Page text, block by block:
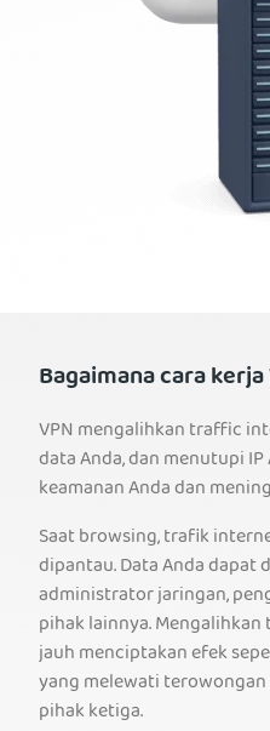
Bagaimana cara kerja
VPN mengalihkan traffic
data Anda, dan menutupi
keamanan Anda dan
Saat browsing, trafik
dipantau. Data Anda dapat
administrator jaringan,
pihak lainnya.
jauh menciptakan efek
yang melewati
pihak ketiga.